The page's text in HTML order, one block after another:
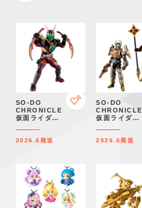
SO-DO
CHRONICLE
仮面ライダー
クフォームパ
定】
2026.6発送
SO-DO
CHRONICLE
仮面ライダー
ンゲル キング
2026.6発送